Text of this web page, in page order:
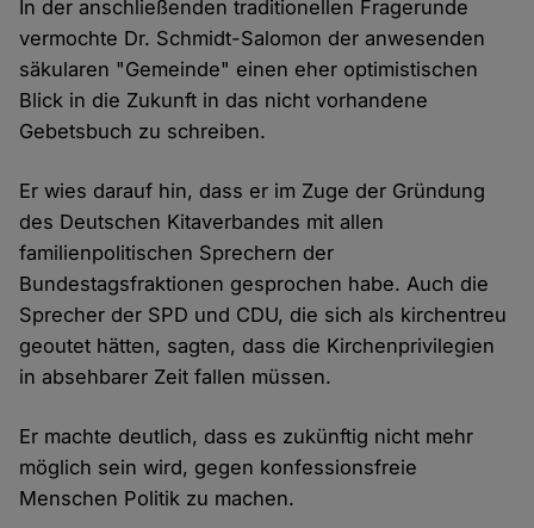
In der anschließenden traditionellen Fragerunde
vermochte Dr. Schmidt-Salomon der anwesenden
säkularen "Gemeinde" einen eher optimistischen
Blick in die Zukunft in das nicht vorhandene
Gebetsbuch zu schreiben.
Er wies darauf hin, dass er im Zuge der Gründung
des Deutschen Kitaverbandes mit allen
familienpolitischen Sprechern der
Bundestagsfraktionen gesprochen habe. Auch die
Sprecher der SPD und CDU, die sich als kirchentreu
geoutet hätten, sagten, dass die Kirchenprivilegien
in absehbarer Zeit fallen müssen.
Er machte deutlich, dass es zukünftig nicht mehr
möglich sein wird, gegen konfessionsfreie
Menschen Politik zu machen.